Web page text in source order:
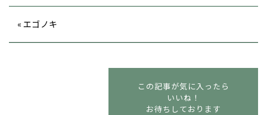
« エゴノキ
この記事が気に入ったら
いいね！
お待ちしております